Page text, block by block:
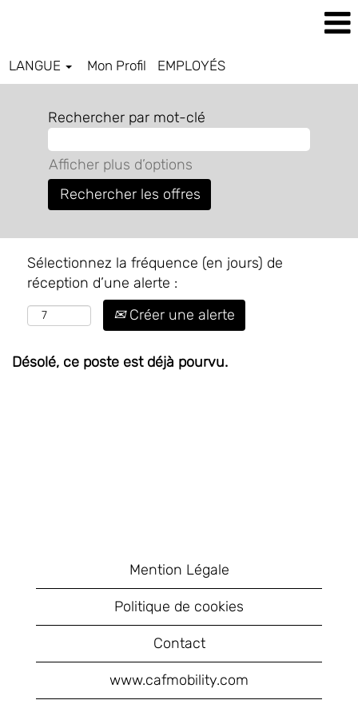
LANGUE Mon Profil EMPLOYÉS
Rechercher par mot-clé
Afficher plus d’options
Sélectionnez la fréquence (en jours) de
réception d’une alerte :
Créer une alerte
Désolé, ce poste est déjà pourvu.
Mention Légale
Politique de cookies
Contact
www.cafmobility.com